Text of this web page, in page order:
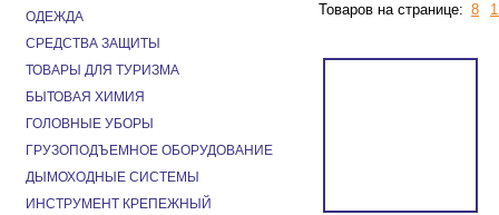
Товаров на странице: 8
ОДЕЖДА
СРЕДСТВА ЗАЩИТЫ
ТОВАРЫ ДЛЯ ТУРИЗМА
БЫТОВАЯ ХИМИЯ
ГОЛОВНЫЕ УБОРЫ
ГРУЗОПОДЪЕМНОЕ ОБОРУДОВАНИЕ
ДЫМОХОДНЫЕ СИСТЕМЫ
ИНСТРУМЕНТ КРЕПЕЖНЫЙ